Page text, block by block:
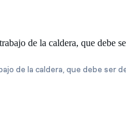
de la caldera, que debe ser